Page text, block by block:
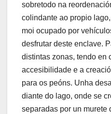
sobretodo na
colindante ao propio
moi ocupado por
desfrutar deste enclave.
distintas zonas, tendo en
accesibilidade e a
para os peóns. Unha
diante do lago, onde se
separadas por un murete